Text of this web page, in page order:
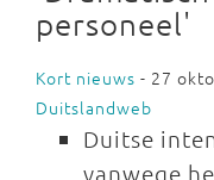
personeel'
Kort nieuws - 27
Duitslandweb
Duitse
vanwege